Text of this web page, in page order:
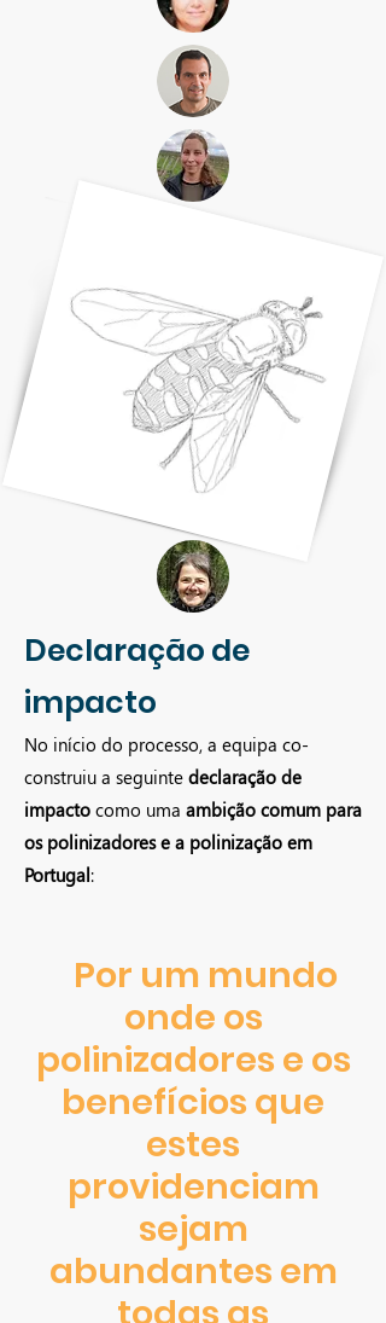
Declaração de
impacto
No início do processo, a equipa co-
construiu a seguinte declaração de
impacto como uma ambição comum para
os polinizadores e a polinização em
Portugal:
Por um mundo
onde os
polinizadores e os
benefícios que
estes
providenciam
sejam
abundantes em
todas as